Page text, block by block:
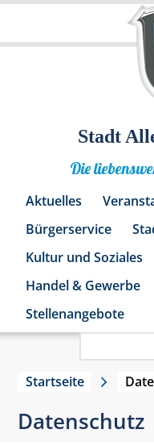
Stadt
Die
Aktuelles
Bürgerservice
Kultur und Soziales
Handel & Gewerbe
Stellenangebote
Startseite
Datenschutz